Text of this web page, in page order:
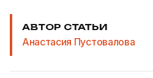
АВТОР СТАТЬИ
Анастасия Пустовалова